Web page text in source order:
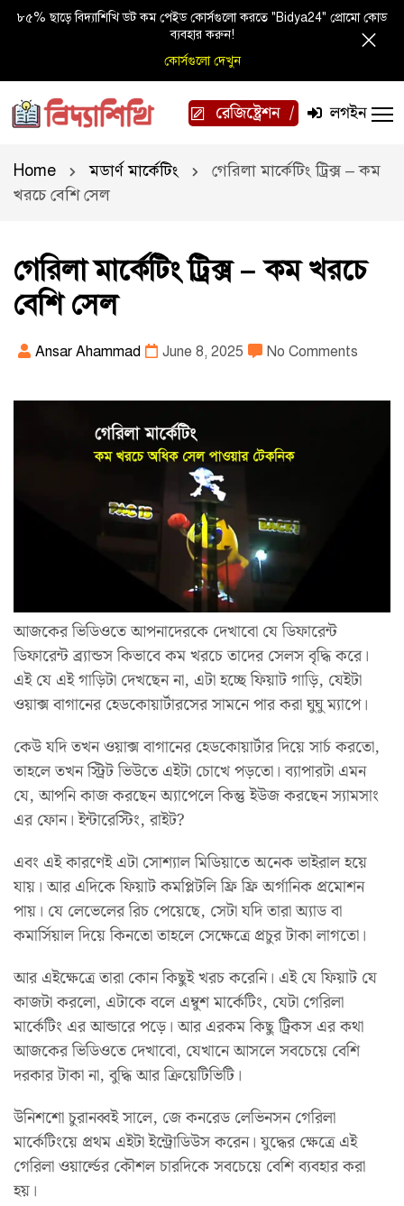
৮৫% ছাড়ে বিদ্যাশিখি ডট কম পেইড কোর্সগুলো করতে "Bidya24" প্রোমো কোড
ব্যবহার করুন!
কোর্সগুলো দেখুন
রেজিষ্ট্রেশন লগইন
Home মডার্ণ মার্কেটিং
গেরিলা মার্কেটিং ট্রিক্স – কম
খরচে বেশি সেল
গেরিলা মার্কেটিং ট্রিক্স – কম খরচে
বেশি সেল
Ansar Ahammad June 8, 2025 No Comments
আজকের ভিডিওতে আপনাদেরকে দেখাবো যে ডিফারেন্ট
ডিফারেন্ট ব্র্যান্ডস কিভাবে কম খরচে তাদের সেলস বৃদ্ধি করে।
এই যে এই গাড়িটা দেখছেন না, এটা হচ্ছে ফিয়াট গাড়ি, যেইটা
ওয়াক্স বাগানের হেডকোয়ার্টারসের সামনে পার করা ঘুঘু ম্যাপে।
কেউ যদি তখন ওয়াক্স বাগানের হেডকোয়ার্টার দিয়ে সার্চ করতো,
তাহলে তখন স্ট্রিট ভিউতে এইটা চোখে পড়তো। ব্যাপারটা এমন
যে, আপনি কাজ করছেন অ্যাপেলে কিন্তু ইউজ করছেন স্যামসাং
এর ফোন। ইন্টারেস্টিং, রাইট?
এবং এই কারণেই এটা সোশ্যাল মিডিয়াতে অনেক ভাইরাল হয়ে
যায়। আর এদিকে ফিয়াট কমপ্লিটলি ফ্রি ফ্রি অর্গানিক প্রমোশন
পায়। যে লেভেলের রিচ পেয়েছে, সেটা যদি তারা অ্যাড বা
কমার্সিয়াল দিয়ে কিনতো তাহলে সেক্ষেত্রে প্রচুর টাকা লাগতো।
আর এইক্ষেত্রে তারা কোন কিছুই খরচ করেনি। এই যে ফিয়াট যে
কাজটা করলো, এটাকে বলে এম্বুশ মার্কেটিং, যেটা গেরিলা
মার্কেটিং এর আন্ডারে পড়ে। আর এরকম কিছু ট্রিকস এর কথা
আজকের ভিডিওতে দেখাবো, যেখানে আসলে সবচেয়ে বেশি
দরকার টাকা না, বুদ্ধি আর ক্রিয়েটিভিটি।
উনিশশো চুরানব্বই সালে, জে কনরেড লেভিনসন গেরিলা
মার্কেটিংয়ে প্রথম এইটা ইন্ট্রোডিউস করেন। যুদ্ধের ক্ষেত্রে এই
গেরিলা ওয়ার্ল্ডের কৌশল চারদিকে সবচেয়ে বেশি ব্যবহার করা
হয়।